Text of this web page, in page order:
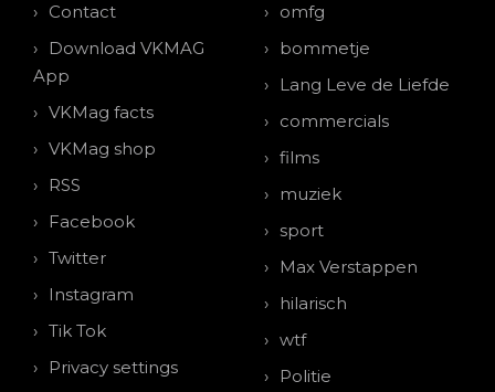
Contact
Download VKMAG
App
VKMag facts
VKMag shop
RSS
Facebook
Twitter
Instagram
Tik Tok
Privacy settings
omfg
bommetje
Lang Leve de Liefde
commercials
films
muziek
sport
Max Verstappen
hilarisch
wtf
Politie